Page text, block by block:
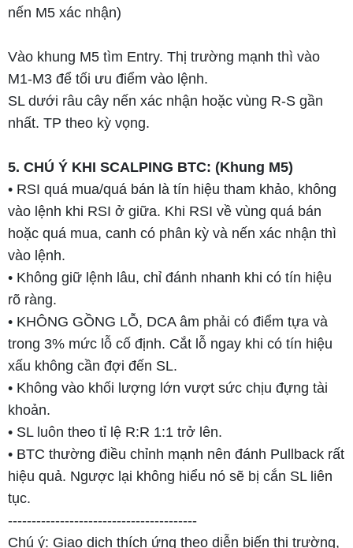
nến M5 xác nhận)
Vào khung M5 tìm Entry. Thị trường mạnh thì vào
M1-M3 để tối ưu điểm vào lệnh.
SL dưới râu cây nến xác nhận hoặc vùng R-S gần
nhất. TP theo kỳ vọng.
5. CHÚ Ý KHI SCALPING BTC: (Khung M5)
• RSI quá mua/quá bán là tín hiệu tham khảo, không
vào lệnh khi RSI ở giữa. Khi RSI về vùng quá bán
hoặc quá mua, canh có phân kỳ và nến xác nhận thì
vào lệnh.
• Không giữ lệnh lâu, chỉ đánh nhanh khi có tín hiệu
rõ ràng.
• KHÔNG GỒNG LỖ, DCA âm phải có điểm tựa và
trong 3% mức lỗ cố định. Cắt lỗ ngay khi có tín hiệu
xấu không cần đợi đến SL.
• Không vào khối lượng lớn vượt sức chịu đựng tài
khoản.
• SL luôn theo tỉ lệ R:R 1:1 trở lên.
• BTC thường điều chỉnh mạnh nên đánh Pullback rất
hiệu quả. Ngược lại không hiểu nó sẽ bị cắn SL liên
tục.
----------------------------------------
Chú ý: Giao dịch thích ứng theo diễn biến thị trường,